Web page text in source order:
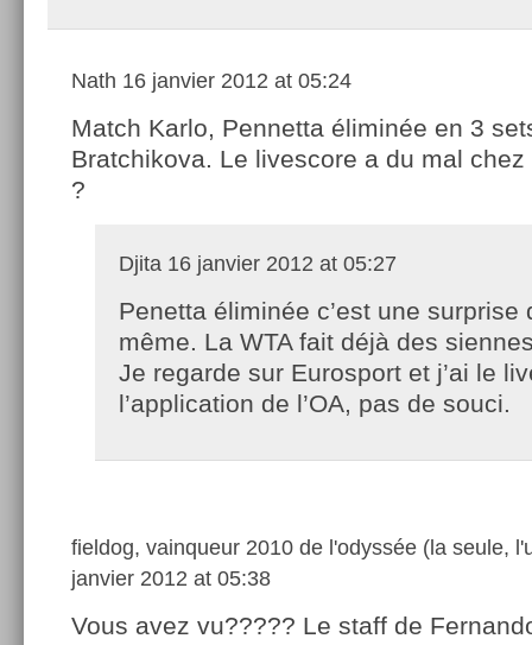
Nath 16 janvier 2012 at 05:24
Match Karlo, Pennetta éliminée en 3
Bratchikova. Le livescore a du mal
?
Djita 16 janvier 2012 at 05:27
Penetta éliminée c’est une surprise
même. La WTA fait déjà des
Je regarde sur Eurosport et j’ai le
l’application de l’OA, pas de souci.
fieldog, vainqueur 2010 de l'odyssée (la seule,
janvier 2012 at 05:38
Vous avez vu????? Le staff de